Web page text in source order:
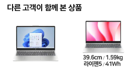
다른 고객이 함께 본 상품